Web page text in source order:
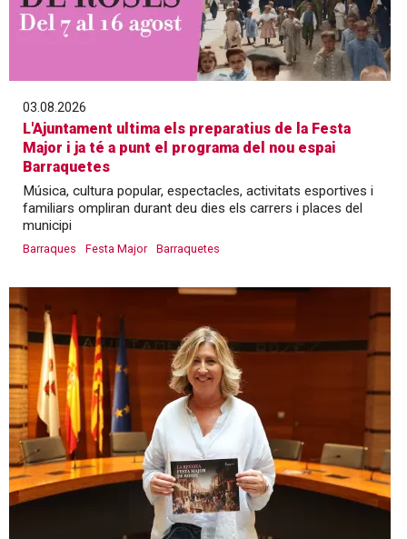
03.08.2026
L'Ajuntament ultima els preparatius de la Festa
Major i ja té a punt el programa del nou espai
Barraquetes
Música, cultura popular, espectacles, activitats esportives i
familiars ompliran durant deu dies els carrers i places del
municipi
Barraques Festa Major Barraquetes